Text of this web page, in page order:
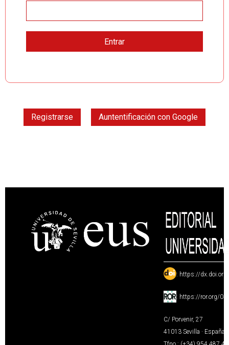
Registrarse Auntentificación con Google
: https://
: https://ror.org/
C/ Porvenir, 27
41013 Sevilla · España